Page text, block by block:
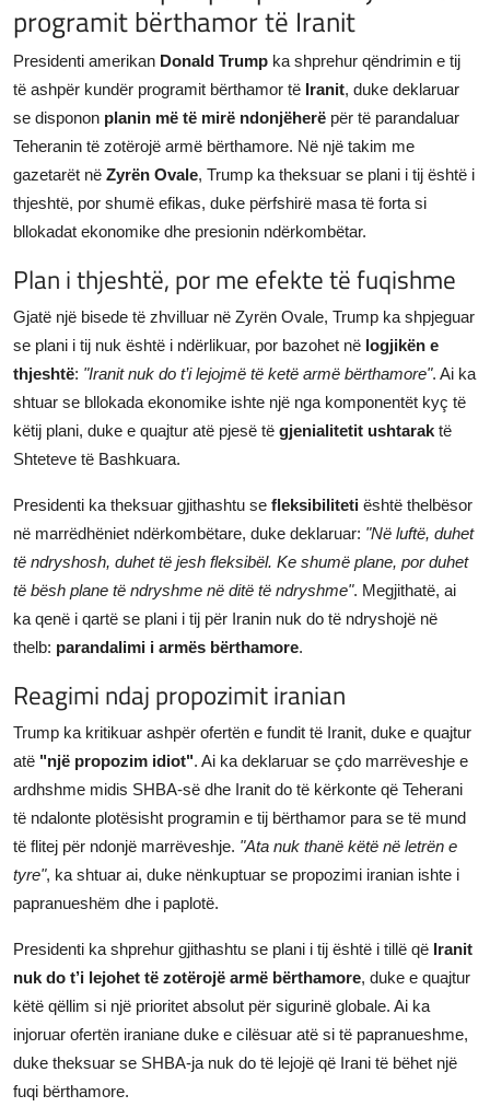
JETA
Gallery
Shqip
programit bërthamor të Iranit
Presidenti amerikan Donald Trump ka shprehur qëndrimin e tij
të ashpër kundër programit bërthamor të Iranit, duke deklaruar
se disponon planin më të mirë ndonjëherë për të parandaluar
Teheranin të zotërojë armë bërthamore. Në një takim me
gazetarët në Zyrën Ovale, Trump ka theksuar se plani i tij është i
thjeshtë, por shumë efikas, duke përfshirë masa të forta si
bllokadat ekonomike dhe presionin ndërkombëtar.
Plan i thjeshtë, por me efekte të fuqishme
Gjatë një bisede të zhvilluar në Zyrën Ovale, Trump ka shpjeguar
se plani i tij nuk është i ndërlikuar, por bazohet në logjikën e
thjeshtë: "Iranit nuk do t’i lejojmë të ketë armë bërthamore". Ai ka
shtuar se bllokada ekonomike ishte një nga komponentët kyç të
këtij plani, duke e quajtur atë pjesë të gjenialitetit ushtarak të
Shteteve të Bashkuara.
Presidenti ka theksuar gjithashtu se fleksibiliteti është thelbësor
në marrëdhëniet ndërkombëtare, duke deklaruar: "Në luftë, duhet
të ndryshosh, duhet të jesh fleksibël. Ke shumë plane, por duhet
të bësh plane të ndryshme në ditë të ndryshme". Megjithatë, ai
ka qenë i qartë se plani i tij për Iranin nuk do të ndryshojë në
thelb: parandalimi i armës bërthamore.
Reagimi ndaj propozimit iranian
Trump ka kritikuar ashpër ofertën e fundit të Iranit, duke e quajtur
atë "një propozim idiot". Ai ka deklaruar se çdo marrëveshje e
ardhshme midis SHBA-së dhe Iranit do të kërkonte që Teherani
të ndalonte plotësisht programin e tij bërthamor para se të mund
të flitej për ndonjë marrëveshje. "Ata nuk thanë këtë në letrën e
tyre", ka shtuar ai, duke nënkuptuar se propozimi iranian ishte i
papranueshëm dhe i paplotë.
Presidenti ka shprehur gjithashtu se plani i tij është i tillë që Iranit
nuk do t’i lejohet të zotërojë armë bërthamore, duke e quajtur
këtë qëllim si një prioritet absolut për sigurinë globale. Ai ka
injoruar ofertën iraniane duke e cilësuar atë si të papranueshme,
duke theksuar se SHBA-ja nuk do të lejojë që Irani të bëhet një
fuqi bërthamore.